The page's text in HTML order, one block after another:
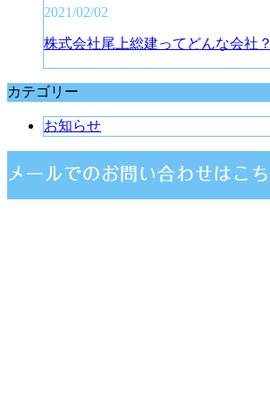
2021/02/02
株式会社尾上総建ってどんな会社？
カテゴリー
お知らせ